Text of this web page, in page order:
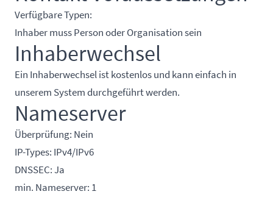
Verfügbare Typen:
Inhaber muss Person oder Organisation sein
Inhaberwechsel
Ein Inhaberwechsel ist kostenlos und kann einfach in
unserem System durchgeführt werden.
Nameserver
Überprüfung: Nein
IP-Types: IPv4/IPv6
DNSSEC: Ja
min. Nameserver: 1